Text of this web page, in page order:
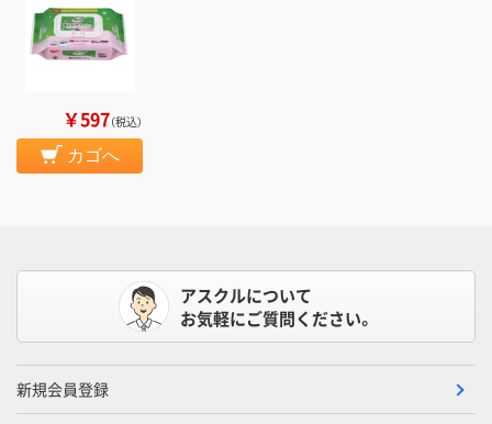
￥597（税込）
カゴへ
アスクルについて
お気軽にご質問ください。
新規会員登録